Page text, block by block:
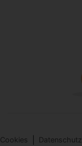
Cookies Datenschutz